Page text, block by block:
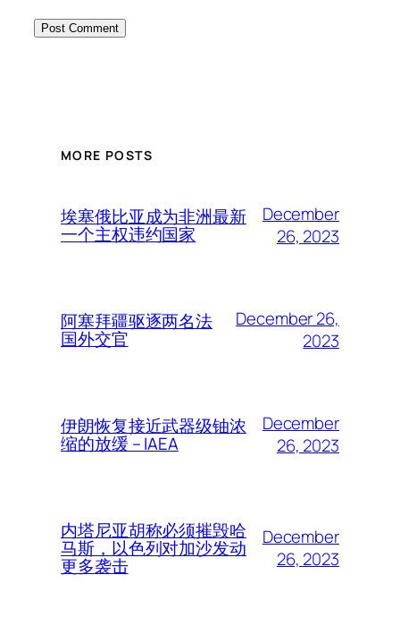
MORE POSTS
埃塞俄比亚成为非洲最新
一个主权违约国家
December
26, 2023
阿塞拜疆驱逐两名法
国外交官
December 26,
2023
伊朗恢复接近武器级铀浓
缩的放缓 – IAEA
December
26, 2023
内塔尼亚胡称必须摧毁哈
马斯，以色列对加沙发动
更多袭击
December
26, 2023